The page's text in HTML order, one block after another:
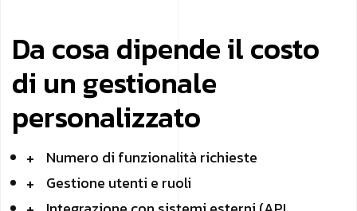
Da cosa dipende il costo
di un gestionale
personalizzato
Numero di funzionalità richieste
Gestione utenti e ruoli